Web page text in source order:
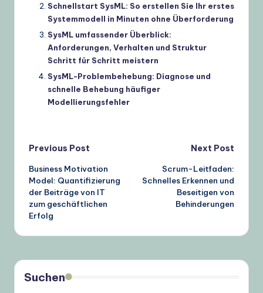
Schnellstart SysML: So erstellen Sie Ihr erstes
Systemmodell in Minuten ohne Überforderung
SysML umfassender Überblick:
Anforderungen, Verhalten und Struktur
Schritt für Schritt meistern
SysML-Problembehebung: Diagnose und
schnelle Behebung häufiger
Modellierungsfehler
Post
navigation
Previous Post
Business Motivation
Model: Quantifizierung
der Beiträge von IT
zum geschäftlichen
Erfolg
Next Post
Scrum-Leitfaden:
Schnelles Erkennen und
Beseitigen von
Behinderungen
Suchen